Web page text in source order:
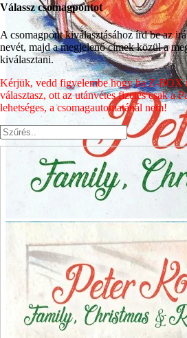
Válassz csomagpontot
A csomagpont kiválasztásához írd be az
nevét, majd a megjelenő címek közül a
kiválasztani.
Kérjük, vedd figyelembe hogy ha Z-BOX
választasz, ott az utánvétes fizetés csak a
lehetséges, a csomagautomatánál nem!